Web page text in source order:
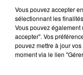
20 juillet 2026
Vous pouvez accepter
sélectionnant les
Vous pouvez
accepter". Vos
pouvez mettre à jour
moment via le lien